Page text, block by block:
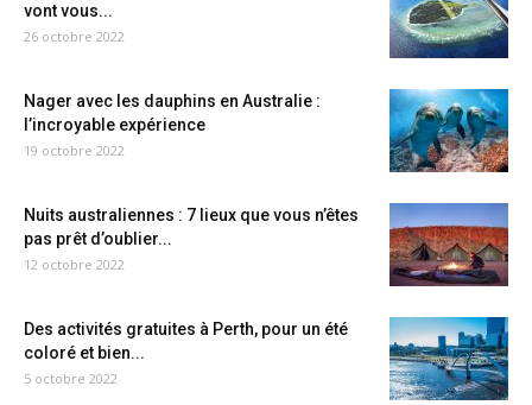
vont vous...
26 octobre 2022
Nager avec les dauphins en Australie :
l’incroyable expérience
19 octobre 2022
Nuits australiennes : 7 lieux que vous n’êtes
pas prêt d’oublier...
12 octobre 2022
Des activités gratuites à Perth, pour un été
coloré et bien...
5 octobre 2022